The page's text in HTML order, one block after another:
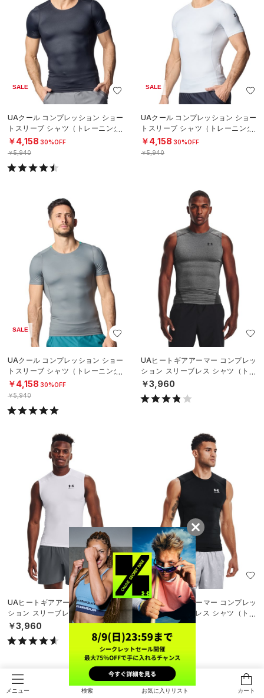
メニュー 検索 お気に入りリスト カート
SALE
UAクール コンプレッション ショー
トスリーブ シャツ（トレーニング/
MEN）
￥4,158 30%OFF
￥5,940
SALE
UAクール コンプレッション ショー
トスリーブ シャツ（トレーニング/
MEN）
￥4,158 30%OFF
￥5,940
SALE
UAクール コンプレッション ショー
トスリーブ シャツ（トレーニング/
MEN）
￥4,158 30%OFF
￥5,940
UAヒートギアアーマー コンプレッ
ション スリーブレス シャツ（トレ
ーニング/MEN）
￥3,960
UAヒートギアアーマー コンプレッ
ション スリーブレス シャツ（トレ
ーニング/MEN）
￥3,960
UAヒートギアアーマー コンプレッ
ション スリーブレス シャツ（トレ
ーニング/MEN）
￥3,960